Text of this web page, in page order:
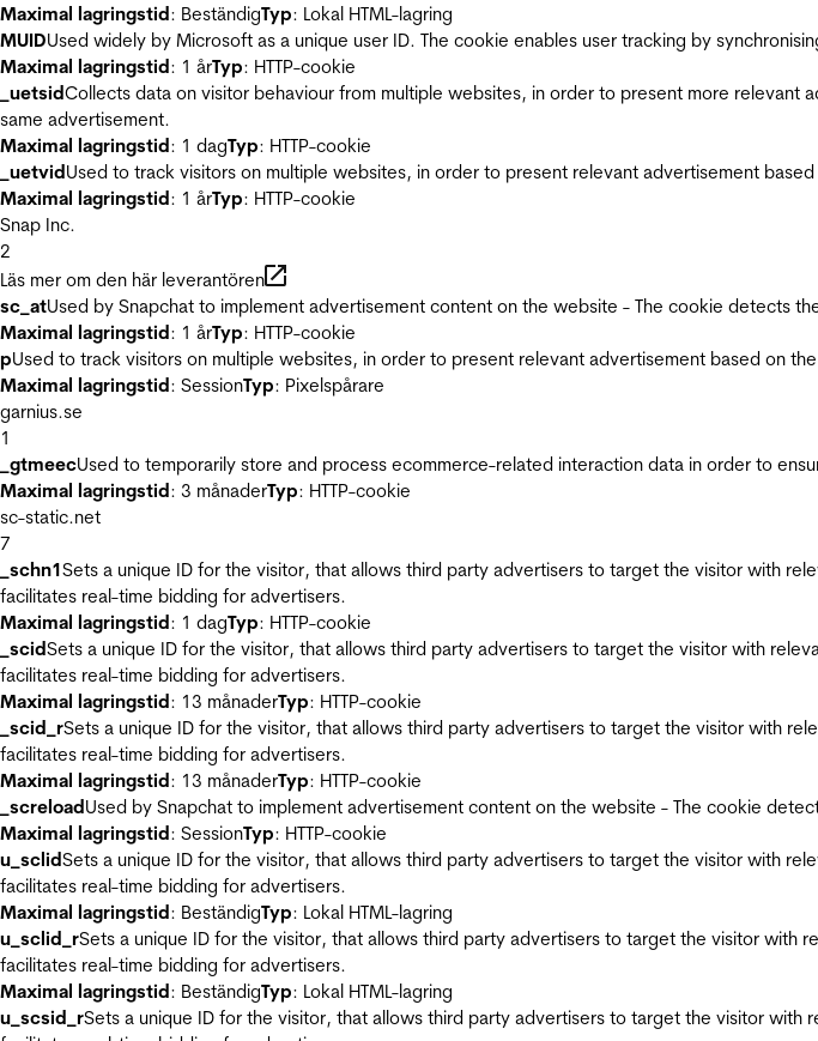
Maximal lagringstid: BeständigTyp: Lokal HTML-lagring
MUIDUsed widely by Microsoft as a unique user ID. The cookie enables user tracking by
Maximal lagringstid: 1 årTyp: HTTP-cookie
_uetsidCollects data on visitor behaviour from multiple websites, in order to present more relevant
same advertisement.
Maximal lagringstid: 1 dagTyp: HTTP-cookie
_uetvidUsed to track visitors on multiple websites, in order to present relevant advertisement
Maximal lagringstid: 1 årTyp: HTTP-cookie
Snap Inc.
2
Läs mer om den här leverantören
sc_atUsed by Snapchat to implement advertisement content on the website - The cookie detects
Maximal lagringstid: 1 årTyp: HTTP-cookie
pUsed to track visitors on multiple websites, in order to present relevant advertisement based on
Maximal lagringstid: SessionTyp: Pixelspårare
garnius.se
1
_gtmeecUsed to temporarily store and process ecommerce-related interaction data in order to
Maximal lagringstid: 3 månaderTyp: HTTP-cookie
sc-static.net
7
_schn1Sets a unique ID for the visitor, that allows third party advertisers to target the visitor with
facilitates real-time bidding for advertisers.
Maximal lagringstid: 1 dagTyp: HTTP-cookie
_scidSets a unique ID for the visitor, that allows third party advertisers to target the visitor with
facilitates real-time bidding for advertisers.
Maximal lagringstid: 13 månaderTyp: HTTP-cookie
_scid_rSets a unique ID for the visitor, that allows third party advertisers to target the visitor with
facilitates real-time bidding for advertisers.
Maximal lagringstid: 13 månaderTyp: HTTP-cookie
_screloadUsed by Snapchat to implement advertisement content on the website - The cookie
Maximal lagringstid: SessionTyp: HTTP-cookie
u_sclidSets a unique ID for the visitor, that allows third party advertisers to target the visitor with
facilitates real-time bidding for advertisers.
Maximal lagringstid: BeständigTyp: Lokal HTML-lagring
u_sclid_rSets a unique ID for the visitor, that allows third party advertisers to target the visitor with
facilitates real-time bidding for advertisers.
Maximal lagringstid: BeständigTyp: Lokal HTML-lagring
u_scsid_rSets a unique ID for the visitor, that allows third party advertisers to target the visitor